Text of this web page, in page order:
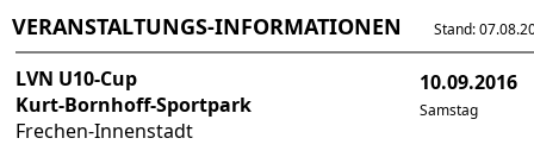
VERANSTALTUNGS-INFORMATIONEN Stand:
LVN U10-Cup
Kurt-Bornhoff-Sportpark
Frechen-Innenstadt
10.09.2016
Samstag